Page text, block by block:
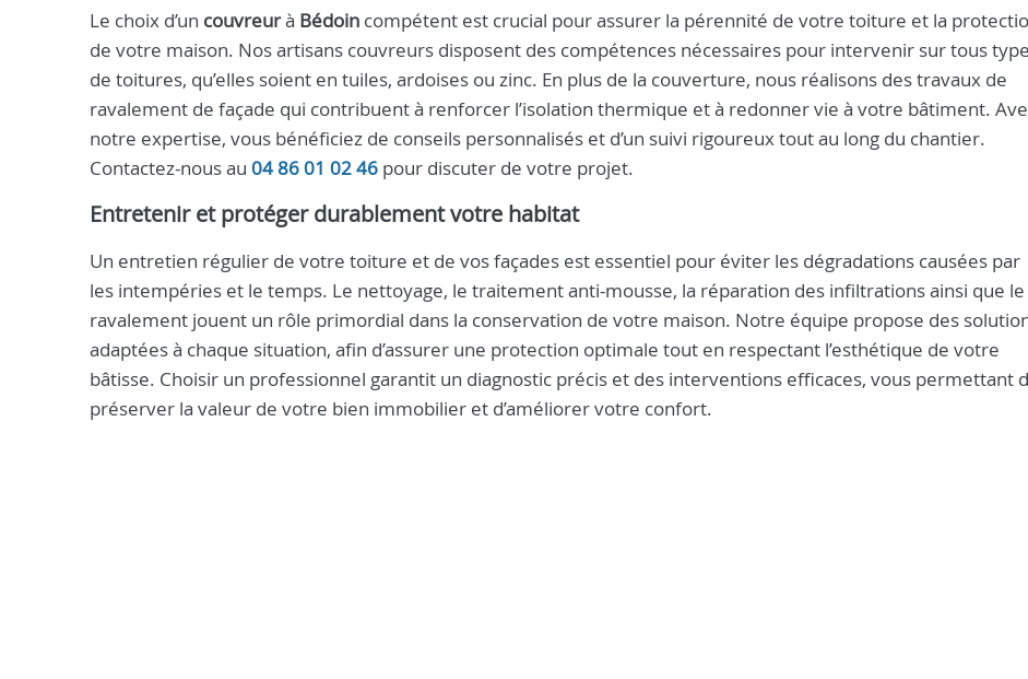
Le choix d’un couvreurà Bédoin compétent est crucial pour assurer la pérennité de votre toiture et la
de votre maison. Nos artisans couvreurs disposent des compétences nécessaires pour intervenir sur tous
de toitures, qu’elles soient en tuiles, ardoises ou zinc. En plus de la couverture, nous réalisons des travaux de
ravalement de façade qui contribuent à renforcer l’isolation thermique et à redonner vie à votre bâtiment.
notre expertise, vous bénéficiez de conseils personnalisés et d’un suivi rigoureux tout au long du chantier.
Contactez-nous au 04 86 01 02 46 pour discuter de votre projet.
Entretenir et protéger durablement votre habitat
Un entretien régulier de votre toiture et de vos façades est essentiel pour éviter les dégradations causées par
les intempéries et le temps. Le nettoyage, le traitement anti-mousse, la réparation des infiltrations ainsi que le
ravalement jouent un rôle primordial dans la conservation de votre maison. Notre équipe propose des
adaptées à chaque situation, afin d’assurer une protection optimale tout en respectant l’esthétique de votre
bâtisse. Choisir un professionnel garantit un diagnostic précis et des interventions efficaces, vous permettant
préserver la valeur de votre bien immobilier et d’améliorer votre confort.